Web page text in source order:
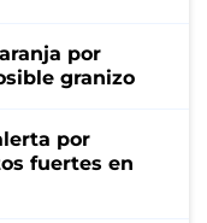
por
granizo
por
fuertes en